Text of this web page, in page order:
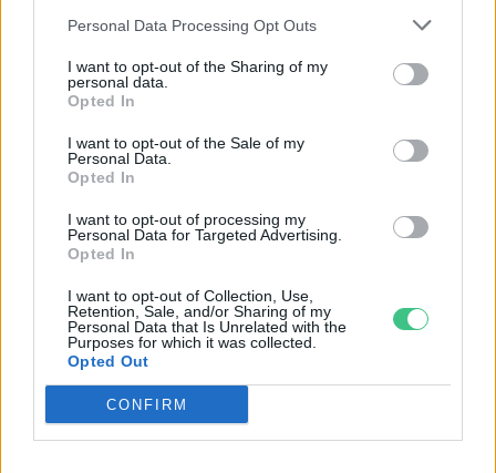
Personal Data Processing Opt Outs
I want to opt-out of the Sharing of my
personal data.
Opted In
I want to opt-out of the Sale of my
Personal Data.
Opted In
I want to opt-out of processing my
Personal Data for Targeted Advertising.
Opted In
I want to opt-out of Collection, Use,
Retention, Sale, and/or Sharing of my
Personal Data that Is Unrelated with the
Purposes for which it was collected.
Opted Out
CONFIRM
INTERSPAR hipermarket
Greendex Szemle
Debrecen zöldebb arca (x)
Greendex
Szuperszámítógép fűti hamarosan
a debreceni sportuszodát
Greendex Szemle